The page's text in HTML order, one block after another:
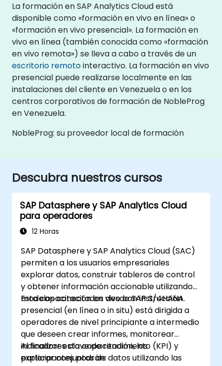
La formación en SAP Analytics Cloud está
disponible como «formación en vivo en línea» o
«formación en vivo presencial». La formación en
vivo en línea (también conocida como «formación
en vivo remota») se lleva a cabo a través de un
escritorio remotointeractivo. La formación en vivo
presencial puede realizarse localmente en las
instalaciones del cliente en Venezuela o en los
centros corporativos de formación de NobleProg
en Venezuela.
NobleProg: su proveedor local de formación
Descubra nuestros cursos
SAP Datasphere y SAP Analytics Cloud
para operadores
12 Horas
SAP Datasphere y SAP Analytics Cloud (SAC)
permiten a los usuarios empresariales
explorar datos, construir tableros de control
y obtener información accionable utilizando
modelos conectados desde SAP S/4HANA.
Esta capacitación en vivo con instrucción
presencial (en línea o in situ) está dirigida a
operadores de nivel principiante a intermedio
que deseen crear informes, monitorear
indicadores clave de rendimiento (KPI) y
explorar conjuntos de datos utilizando las
Al finalizar esta capacitación, los
participantes podrán: